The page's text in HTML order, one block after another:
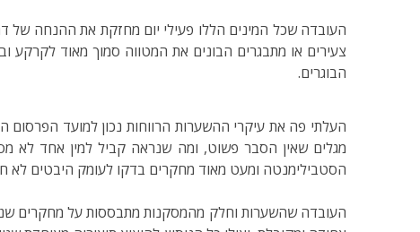
העובדה שכל המינים הללו פעילי יום מחזקת את ההנחה של
צעירים או מתבגרים הבונים את המטווה סמוך מאוד
הבוגרים.
מגלים שאין הסבר פשוט, ומה שנראה קביל למין אחד לא
הסטבילימנטה ומעט מאוד מחקרים בדקו לעומק היבטים לא
העובדה שהשערות וחלק מהמסקנות מתבססות על מחקרים